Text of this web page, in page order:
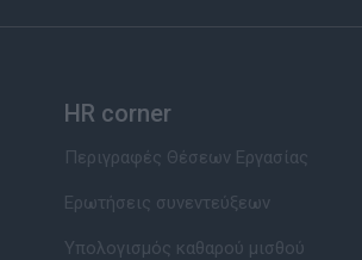
HR corner
Περιγραφές Θέσεων Εργασίας
Ερωτήσεις συνεντεύξεων
Υπολογισμός καθαρού μισθού